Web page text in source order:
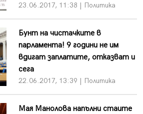
23.06.2017, 11:38 | Политика
Бунт на чистачките в
парламента! 9 години не им
вдигат заплатите, отказват и
сега
22.06.2017, 13:39 | Политика
Мая Манолова напълни стаите